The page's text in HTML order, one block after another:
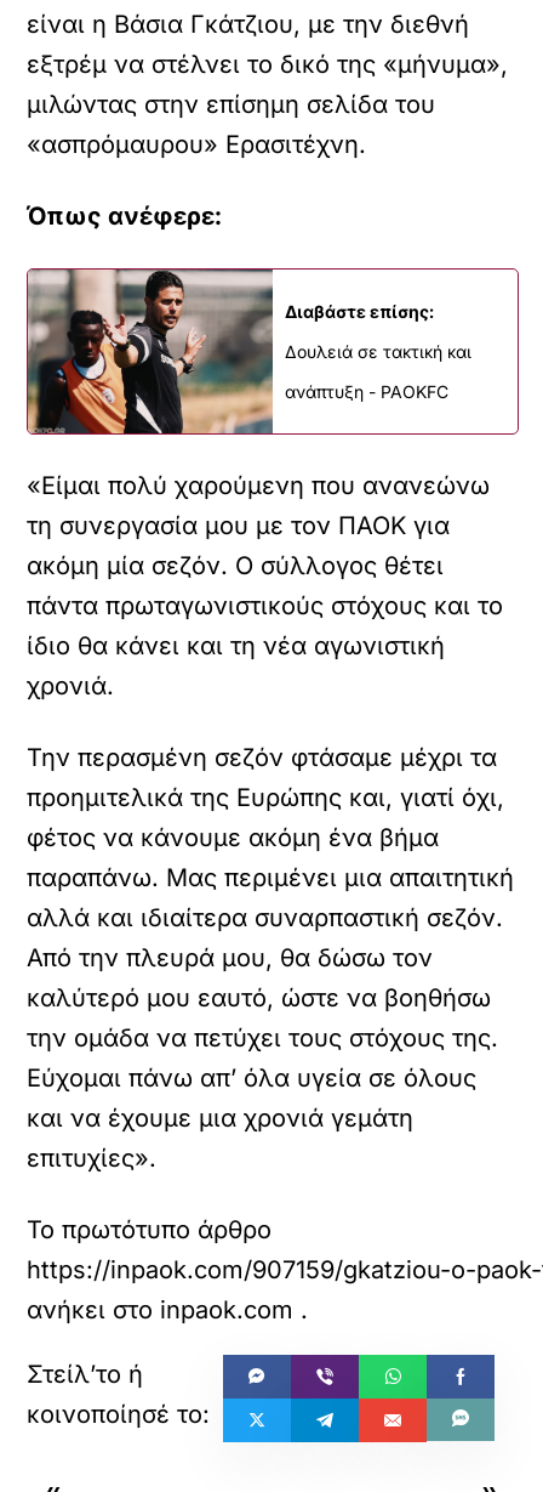
είναι η Βάσια Γκάτζιου, με την διεθνή
εξτρέμ να στέλνει το δικό της «μήνυμα»,
μιλώντας στην επίσημη σελίδα του
«ασπρόμαυρου» Ερασιτέχνη.
Όπως ανέφερε:
Διαβάστε επίσης:
Δουλειά σε τακτική και
ανάπτυξη - PAOKFC
«Είμαι πολύ χαρούμενη που ανανεώνω
τη συνεργασία μου με τον ΠΑΟΚ για
ακόμη μία σεζόν. Ο σύλλογος θέτει
πάντα πρωταγωνιστικούς στόχους και το
ίδιο θα κάνει και τη νέα αγωνιστική
χρονιά.
Την περασμένη σεζόν φτάσαμε μέχρι τα
προημιτελικά της Ευρώπης και, γιατί όχι,
φέτος να κάνουμε ακόμη ένα βήμα
παραπάνω. Μας περιμένει μια απαιτητική
αλλά και ιδιαίτερα συναρπαστική σεζόν.
Από την πλευρά μου, θα δώσω τον
καλύτερό μου εαυτό, ώστε να βοηθήσω
την ομάδα να πετύχει τους στόχους της.
Εύχομαι πάνω απ’ όλα υγεία σε όλους
και να έχουμε μια χρονιά γεμάτη
επιτυχίες».
Το πρωτότυπο άρθρο
https://inpaok.com/907159/gkatziou-o-
ανήκει στο inpaok.com .